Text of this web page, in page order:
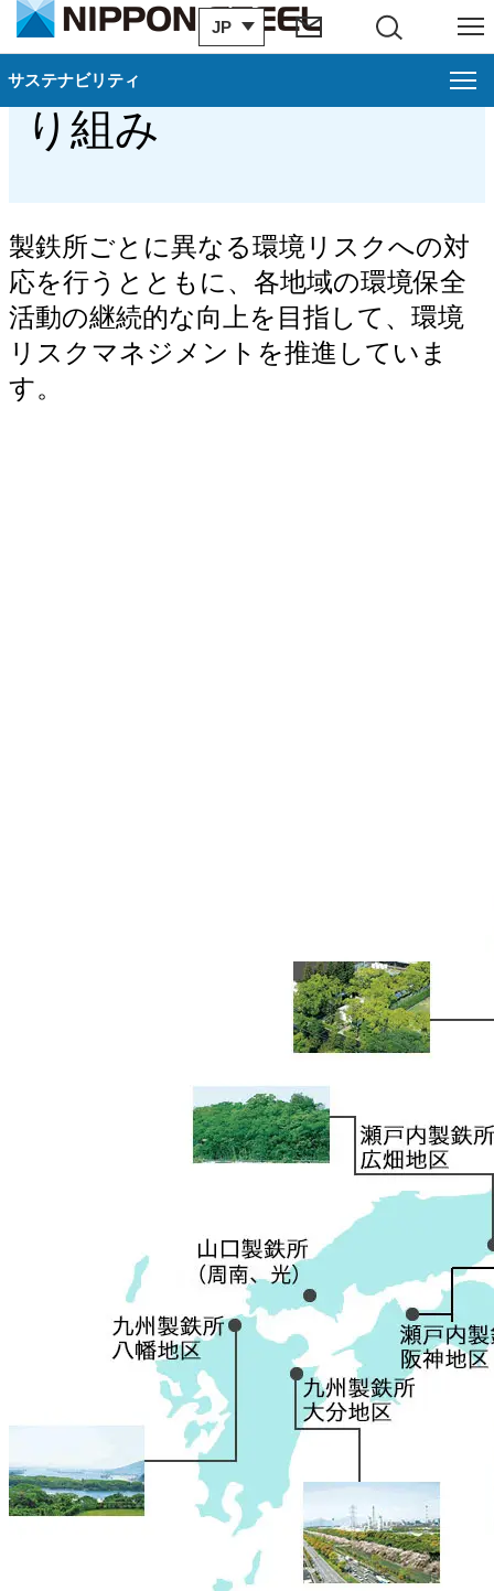
JP
サイト内検索 メニュー
サステナビリティ
戻る
閉じ
サステナビリティ
環境
気候変動への対応
循環型社会構築への貢献
環境リスクマネジメントの推進
生物多様性保全への取り組み
製鉄所の環境への取
り組み
製鉄所ごとに異なる環境リスクへの対
応を行うとともに、各地域の環境保全
活動の継続的な向上を目指して、環境
リスクマネジメントを推進していま
す。